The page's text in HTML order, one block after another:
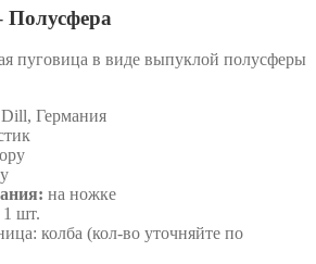
пуговица в виде выпуклой полусферы
Dill, Германия
на ножке
1 шт.
колба (кол-во уточняйте по